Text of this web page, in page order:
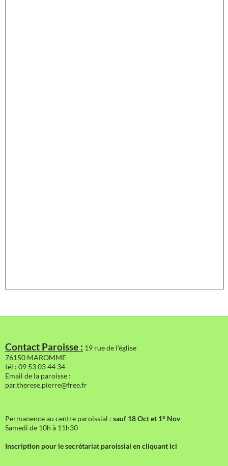
Contact Paroisse : 19 rue de l'église
76150 MAROMME
tél : 09 53 03 44 34
Email de la paroisse :
par.therese.pierre@free.fr
Permanence au centre paroissial : sauf 18 Oct et 1° Nov
Samedi de 10h à 11h30
Inscription pour le secrétariat paroissial en cliquant ici